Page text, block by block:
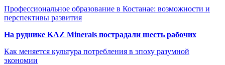
Профессиональное образование в Костанае: возможности и
перспективы развития
На руднике KAZ Minerals пострадали шесть рабочих
Как меняется культура потребления в эпоху разумной
экономии